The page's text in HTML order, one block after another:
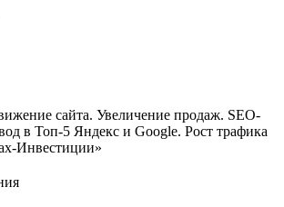
сайта. Увеличение продаж. SEO-
в Топ-5 Яндекс и Google. Рост трафика
Инвестиции»